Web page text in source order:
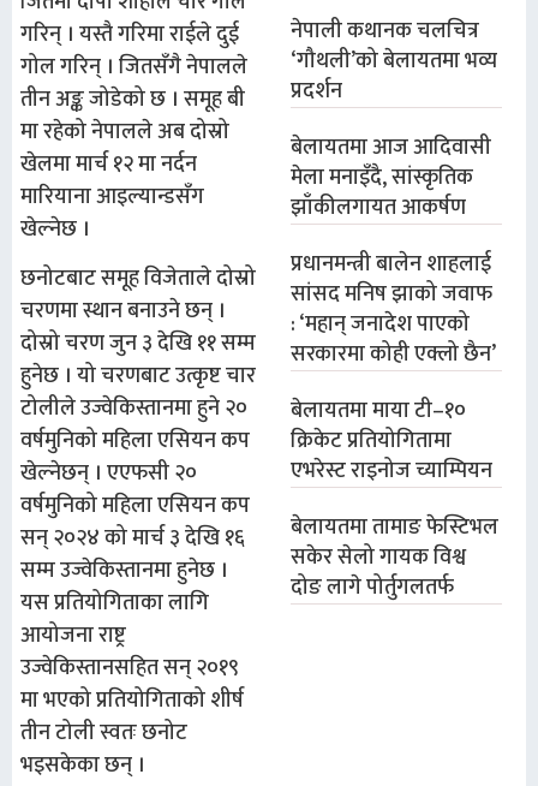
गरिन् । यस्तै गरिमा राईले दुई
गोल गरिन् । जितसँगै नेपालले
तीन अङ्क जोडेको छ । समूह बी
मा रहेको नेपालले अब दोस्रो
खेलमा मार्च १२ मा नर्दन
मारियाना आइल्यान्डसँग
खेल्नेछ ।
छनोटबाट समूह विजेताले दोस्रो
चरणमा स्थान बनाउने छन् ।
दोस्रो चरण जुन ३ देखि ११ सम्म
हुनेछ । यो चरणबाट उत्कृष्ट चार
टोलीले उज्वेकिस्तानमा हुने २०
वर्षमुनिको महिला एसियन कप
खेल्नेछन् । एएफसी २०
वर्षमुनिको महिला एसियन कप
सन् २०२४ को मार्च ३ देखि १६
सम्म उज्वेकिस्तानमा हुनेछ ।
यस प्रतियोगिताका लागि
आयोजना राष्ट्र
उज्वेकिस्तानसहित सन् २०१९
मा भएको प्रतियोगिताको शीर्ष
तीन टोली स्वतः छनोट
भइसकेका छन् ।
नेपाली कथानक चलचित्र
‘गौथली’को बेलायतमा भव्य
प्रदर्शन
बेलायतमा आज आदिवासी
मेला मनाइँदै, सांस्कृतिक
झाँकीलगायत आकर्षण
प्रधानमन्त्री बालेन शाहलाई
सांसद मनिष झाको जवाफ
: ‘महान् जनादेश पाएको
सरकारमा कोही एक्लो छैन’
बेलायतमा माया टी–१०
क्रिकेट प्रतियोगितामा
एभरेस्ट राइनोज च्याम्पियन
बेलायतमा तामाङ फेस्टिभल
सकेर सेलो गायक विश्व
दोङ लागे पोर्तुगलतर्फ